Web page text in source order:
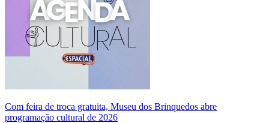
Com feira de troca gratuita, Museu dos Brinquedos abre
programação cultural de 2026